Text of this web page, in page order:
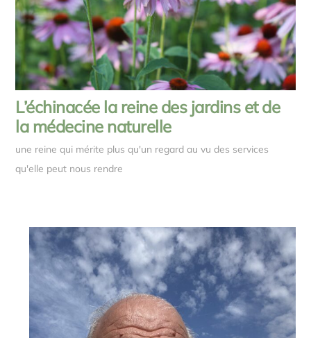
L’échinacée la reine des jardins et de
la médecine naturelle
une reine qui mérite plus qu'un regard au vu des services
qu'elle peut nous rendre